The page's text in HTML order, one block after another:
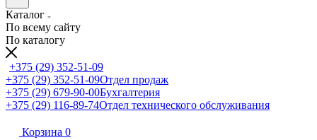
Каталог
По всему сайту
По каталогу
+375 (29) 352-51-09
+375 (29) 352-51-09Отдел продаж
+375 (29) 679-90-00Бухгалтерия
+375 (29) 116-89-74Отдел технического обслуживания
Корзина 0